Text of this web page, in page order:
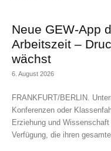
Neue GEW-App
Arbeitszeit –
wächst
6. August 2026
FRANKFURT/BERLIN.
Konferenzen oder
Erziehung und
Verfügung, die ihren